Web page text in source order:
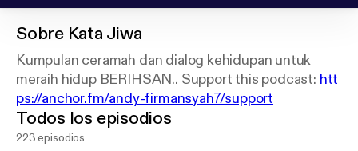
Sobre Kata Jiwa
Kumpulan ceramah dan dialog kehidupan untuk
meraih hidup BERIHSAN.. Support this podcast: htt
ps://anchor.fm/andy-firmansyah7/support
Todos los episodios
223 episodios